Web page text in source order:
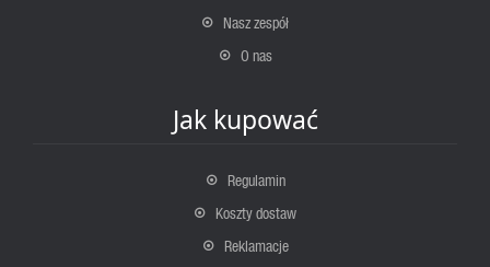
Nasz zespół
O nas
Jak kupować
Regulamin
Koszty dostaw
Reklamacje